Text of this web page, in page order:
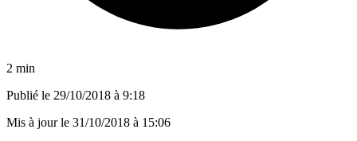
2 min
Publié le 29/10/2018 à 9:18
Mis à jour le 31/10/2018 à 15:06